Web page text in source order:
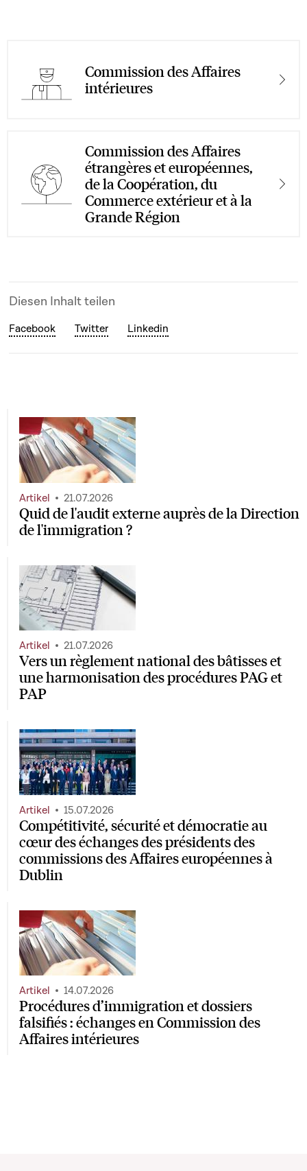
Commission des Affaires
intérieures
Commission des Affaires
étrangères et européennes,
de la Coopération, du
Commerce extérieur et à la
Grande Région
Diesen Inhalt teilen
Facebook Twitter Linkedin
Quid de l'audit externe auprès de la Direction
de l'immigration ?
Artikel 21.07.2026
Vers un règlement national des bâtisses et
une harmonisation des procédures PAG et
PAP
Artikel 21.07.2026
Compétitivité, sécurité et démocratie au
cœur des échanges des présidents des
commissions des Affaires européennes à
Dublin
Artikel 15.07.2026
Procédures d’immigration et dossiers
falsifiés : échanges en Commission des
Affaires intérieures
Artikel 14.07.2026